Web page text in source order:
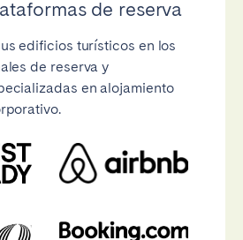
de reserva
edificios turísticos en los
de reserva y
en alojamiento